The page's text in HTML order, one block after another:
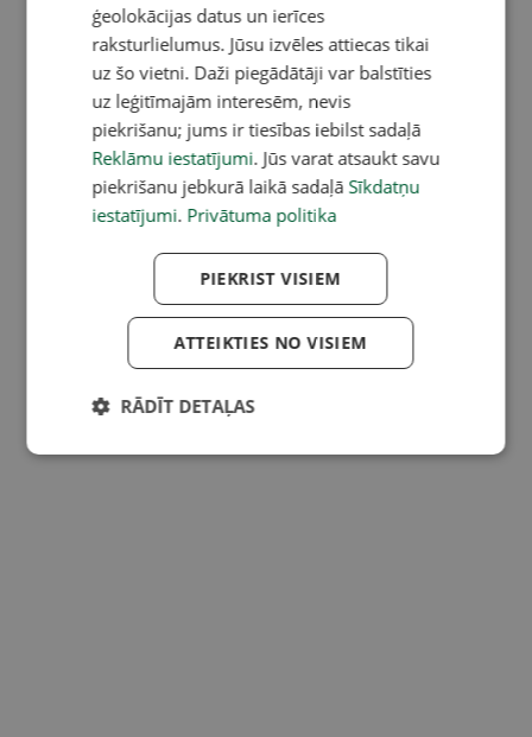
ģeolokācijas datus un ierīces
raksturlielumus. Jūsu izvēles attiecas tikai
uz šo vietni. Daži piegādātāji var balstīties
uz leģitīmajām interesēm, nevis
piekrišanu; jums ir tiesības iebilst sadaļā
Reklāmu iestatījumi. Jūs varat atsaukt savu
piekrišanu jebkurā laikā sadaļā Sīkdatņu
iestatījumi. Privātuma politika
PIEKRIST VISIEM
ATTEIKTIES NO VISIEM
RĀDĪT DETAĻAS